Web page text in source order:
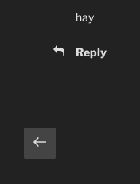
hay
Reply
Comments
pagination
Previous